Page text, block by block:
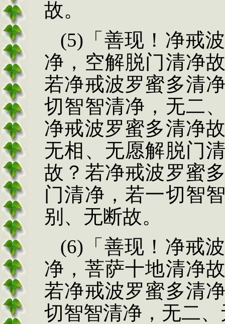
故。
(5) 「善现！净戒
净，空解脱门清净
若净戒波罗蜜多清
切智智清净，无二
净戒波罗蜜多清净
无相、无愿解脱门
故？若净戒波罗蜜
门清净，若一切智
别、无断故。
(6) 「善现！净戒
净，菩萨十地清净
若净戒波罗蜜多清
切智智清净， 无二